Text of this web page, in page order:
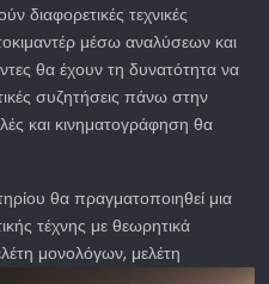
διαφορετικές τεχνικές
μέσω αναλύσεων και
θα έχουν τη δυνατότητα να
συζητήσεις πάνω στην
και κινηματογράφηση θα
θα πραγματοποιηθεί μια
τέχνης με θεωρητικά
μονολόγων, μελέτη